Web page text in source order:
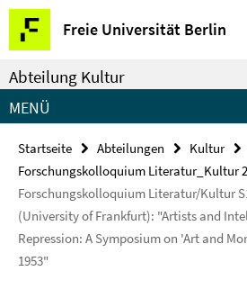
Springe
direkt
zu
Inhalt
Freie Universität Berlin
Service-
Navigation
Abteilung Kultur
MENÜ
Startseite Abteilungen Kultur
Forschungskolloquium Literatur_Kultur
Forschungskolloquium Literatur/Kultur
(University of Frankfurt): "Artists and
Repression: A Symposium on 'Art and
1953"